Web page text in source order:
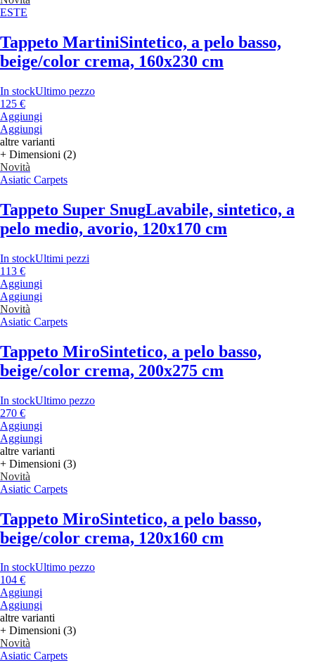
ESTE
Tappeto MartiniSintetico, a pelo basso,
beige/color crema, 160x230 cm
In stockUltimo pezzo
125 €
Aggiungi
Aggiungi
altre varianti
+ Dimensioni (2)
Novità
Asiatic Carpets
Tappeto Super SnugLavabile, sintetico, a
pelo medio, avorio, 120x170 cm
In stockUltimi pezzi
113 €
Aggiungi
Aggiungi
Novità
Asiatic Carpets
Tappeto MiroSintetico, a pelo basso,
beige/color crema, 200x275 cm
In stockUltimo pezzo
270 €
Aggiungi
Aggiungi
altre varianti
+ Dimensioni (3)
Novità
Asiatic Carpets
Tappeto MiroSintetico, a pelo basso,
beige/color crema, 120x160 cm
In stockUltimo pezzo
104 €
Aggiungi
Aggiungi
altre varianti
+ Dimensioni (3)
Novità
Asiatic Carpets